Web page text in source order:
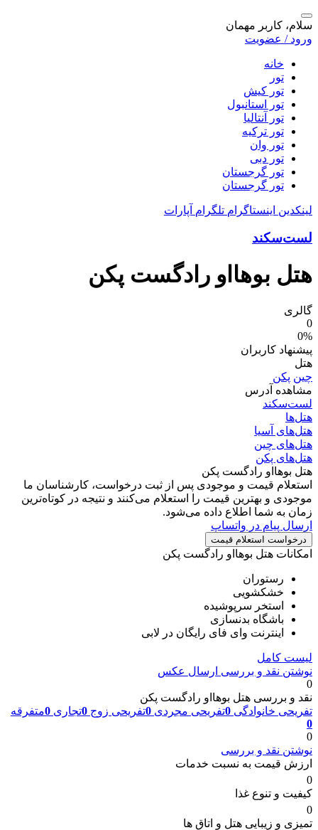
سلام، کاربر مهمان
ورود / عضویت
خانه
تور
تور کیش
تور استانبول
تور آنتالیا
تور ترکیه
تور وان
تور دبی
تور گرجستان
تور گرجستان
لینکدین اینستاگرام تلگرام آپارات
لست‌سکند
هتل بوهااو رادگست پکن
گالری
0
0%
پیشنهاد کاربران
هتل
چین پکن
مشاهده آدرس
لست‌سکند
هتل‌ها
هتل‌های آسیا
هتل‌های چین
هتل‌های پکن
هتل بوهااو رادگست پکن
استعلام قیمت و موجودی پس از ثبت درخواست، کارشناسان ما
موجودی و بهترین قیمت را استعلام می‌کنند و نتیجه در کوتاه‌ترین
زمان به شما اطلاع داده می‌شود.
ارسال پیام در واتساپ
درخواست استعلام قیمت
امکانات هتل بوهااو رادگست پکن
رستوران
خشکشویی
استخر سرپوشیده
باشگاه بدنسازی
اینترنت وای فای رایگان در لابی
لیست کامل
نوشتن نقد و بررسی ارسال عکس
0
نقد و بررسی هتل بوهااو رادگست پکن
تفریحی خانوادگی 0تفریحی مجردی 0تفریحی زوج 0تجاری 0متفرقه
0
0
نوشتن نقد و بررسی
ارزش قیمت به نسبت خدمات
0
کیفیت و تنوع غذا
0
تمیزی و زیبایی هتل و اتاق ها